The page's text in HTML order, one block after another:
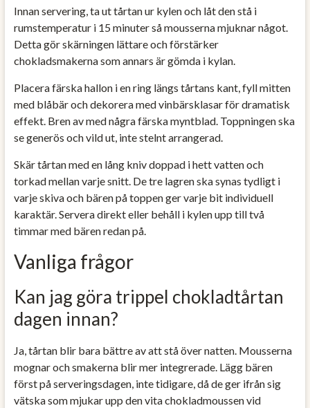
Innan servering, ta ut tårtan ur kylen och låt den stå i
rumstemperatur i 15 minuter så mousserna mjuknar något.
Detta gör skärningen lättare och förstärker
chokladsmakerna som annars är gömda i kylan.
Placera färska hallon i en ring längs tårtans kant, fyll mitten
med blåbär och dekorera med vinbärsklasar för dramatisk
effekt. Bren av med några färska myntblad. Toppningen ska
se generös och vild ut, inte stelnt arrangerad.
Skär tårtan med en lång kniv doppad i hett vatten och
torkad mellan varje snitt. De tre lagren ska synas tydligt i
varje skiva och bären på toppen ger varje bit individuell
karaktär. Servera direkt eller behåll i kylen upp till två
timmar med bären redan på.
Vanliga frågor
Kan jag göra trippel chokladtårtan
dagen innan?
Ja, tårtan blir bara bättre av att stå över natten. Mousserna
mognar och smakerna blir mer integrerade. Lägg bären
först på serveringsdagen, inte tidigare, då de ger ifrån sig
vätska som mjukar upp den vita chokladmoussen vid